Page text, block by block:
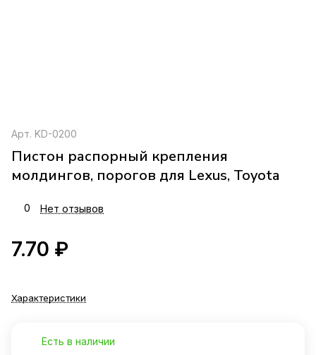
Арт. KD-0200
Пистон распорный крепления
молдингов, порогов для Lexus, Toyota
0 Нет отзывов
7.70 ₽
Характеристики
Есть в наличии